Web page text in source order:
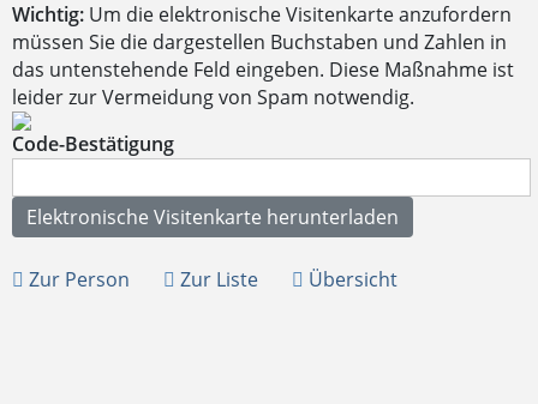
Wichtig: Um die elektronische Visitenkarte anzufordern
müssen Sie die dargestellen Buchstaben und Zahlen in
das untenstehende Feld eingeben. Diese Maßnahme ist
leider zur Vermeidung von Spam notwendig.
Code-Bestätigung
Zur Person Zur Liste Übersicht